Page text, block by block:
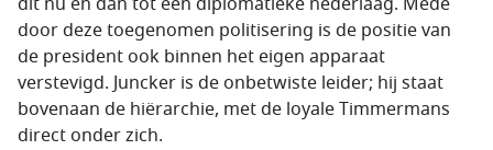
door deze toegenomen politisering is de positie van
de president ook binnen het eigen apparaat
verstevigd. Juncker is de onbetwiste leider; hij staat
bovenaan de hiërarchie, met de loyale Timmermans
direct onder zich.